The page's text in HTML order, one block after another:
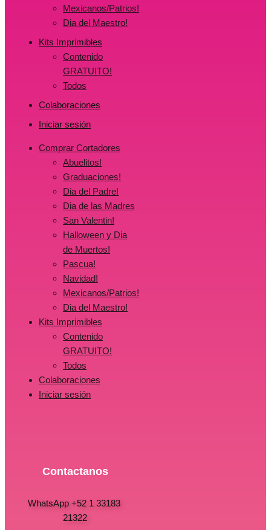
Mexicanos/Patrios!
Dia del Maestro!
Kits Imprimibles
Contenido
GRATUITO!
Todos
Colaboraciones
Iniciar sesión
Comprar Cortadores
Abuelitos!
Graduaciones!
Dia del Padre!
Dia de las Madres
San Valentin!
Halloween y Dia
de Muertos!
Pascua!
Navidad!
Mexicanos/Patrios!
Dia del Maestro!
Kits Imprimibles
Contenido
GRATUITO!
Todos
Colaboraciones
Iniciar sesión
Contactanos
WhatsApp +52 1 33183
21322